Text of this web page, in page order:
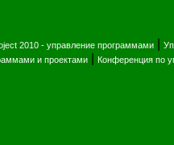
2010 - управление программами
и проектами| Конференция по